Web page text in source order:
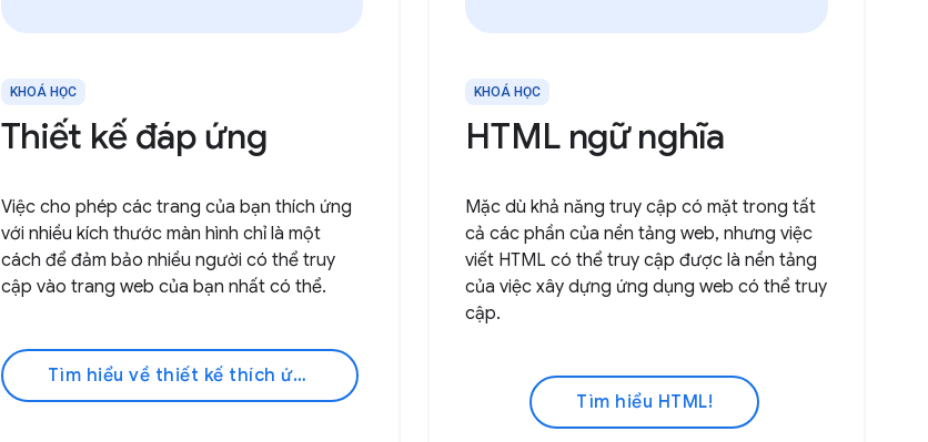
KHOÁ HỌC
Thiết kế đáp ứng
Việc cho phép các trang của bạn thích ứng
với nhiều kích thước màn hình chỉ là một
cách để đảm bảo nhiều người có thể truy
cập vào trang web của bạn nhất có thể.
Tìm hiểu về thiết kế thích ứng!
KHOÁ HỌC
HTML ngữ nghĩa
Mặc dù khả năng truy cập có mặt trong tất
cả các phần của nền tảng web, nhưng việc
viết HTML có thể truy cập được là nền tảng
của việc xây dựng ứng dụng web có thể truy
cập.
Tìm hiểu HTML!